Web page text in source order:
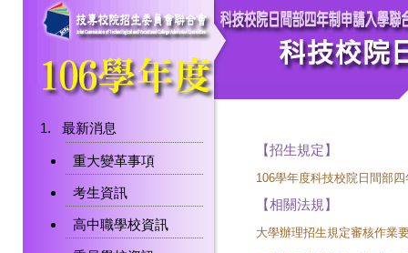
最新消息
重大變革事項
考生資訊
高中職學校資訊
【招生規定】
106學年度科技校院日間部
【相關法規】
大學辦理招生規定審核作業